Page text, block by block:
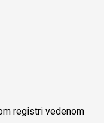
registri vedenom